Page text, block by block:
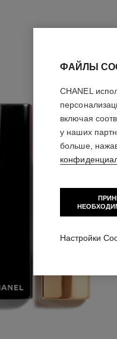
вид 1
текстуры
ФАЙЛЫ
CHANEL
включая
у наших
больше,
Настройки